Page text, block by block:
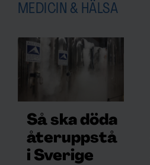
MEDICIN & HÄLSA
Så ska döda
återuppstå
i Sverige